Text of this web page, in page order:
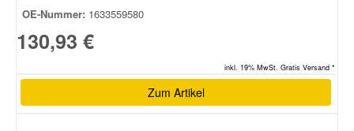
OE-Nummer: 1633559580
130,93 €
inkl. 19% MwSt. Gratis Versand *
Zum Artikel